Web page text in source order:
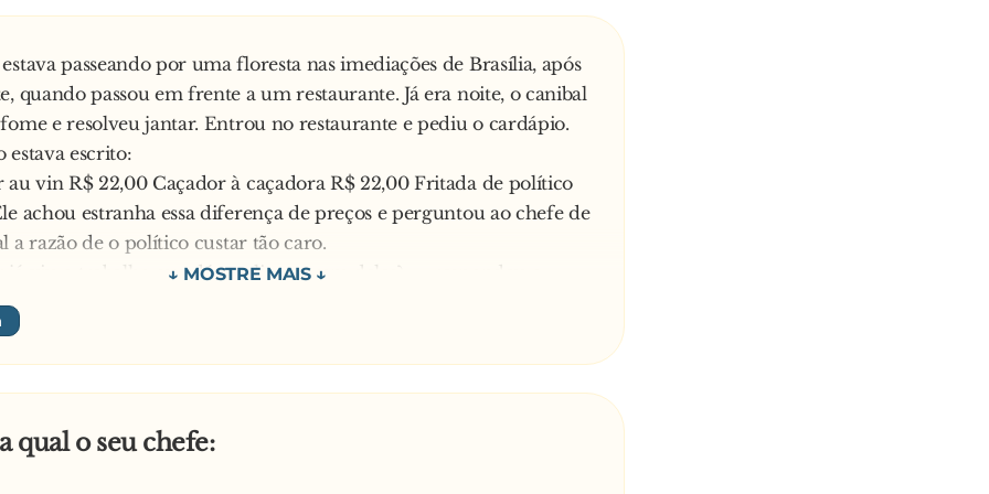
NOEL
só sabe encher o saco.
é o rei do "cagaço".
se toca.
só leva comida.
VELHO
passeando por uma floresta nas imediações de Brasília, após
quando passou em frente a um restaurante. Já era noite, o canibal
e resolveu jantar. Entrou no restaurante e pediu o cardápio.
estava escrito:
vin R$ 22,00 Caçador à caçadora R$ 22,00 Fritada de político
achou estranha essa diferença de preços e perguntou ao chefe de
a razão de o político custar tão caro.
já viu o trabalho que dá pra limpar um deles? — respondeu o
qual o seu chefe: